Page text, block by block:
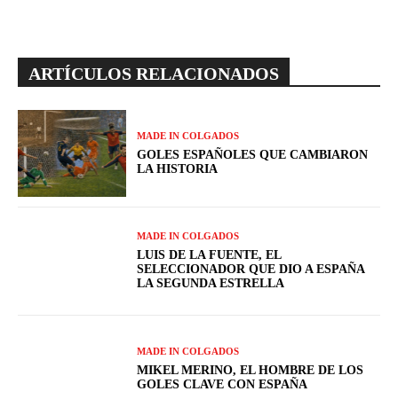
ARTÍCULOS RELACIONADOS
MADE IN COLGADOS
GOLES ESPAÑOLES QUE CAMBIARON
LA HISTORIA
MADE IN COLGADOS
LUIS DE LA FUENTE, EL
SELECCIONADOR QUE DIO A ESPAÑA
LA SEGUNDA ESTRELLA
MADE IN COLGADOS
MIKEL MERINO, EL HOMBRE DE LOS
GOLES CLAVE CON ESPAÑA